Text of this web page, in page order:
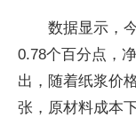
数据显示，
0.78个百分点，
出，随着纸浆价
张，原材料成本